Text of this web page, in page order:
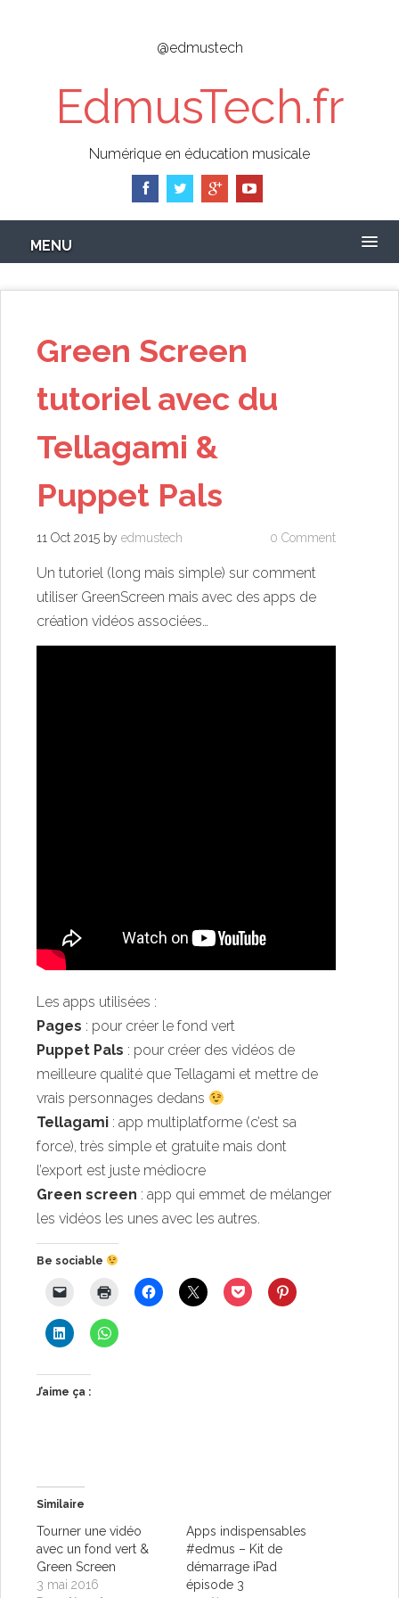
@edmustech
EdmusTech.fr
Numérique en éducation musicale
MENU
Green Screen
tutoriel avec du
Tellagami &
Puppet Pals
11 Oct 2015 by edmustech 0 Comment
Un tutoriel (long mais simple) sur comment
utiliser GreenScreen mais avec des apps de
création vidéos associées…
Les apps utilisées :
Pages : pour créer le fond vert
Puppet Pals : pour créer des vidéos de
meilleure qualité que Tellagami et mettre de
vrais personnages dedans
Tellagami : app multiplatforme (c’est sa
force), très simple et gratuite mais dont
l’export est juste médiocre
Green screen : app qui emmet de mélanger
les vidéos les unes avec les autres.
Be sociable
J’aime ça :
Similaire
Tourner une vidéo
avec un fond vert &
Green Screen
3 mai 2016
Apps indispensables
#edmus – Kit de
démarrage iPad
épisode 3